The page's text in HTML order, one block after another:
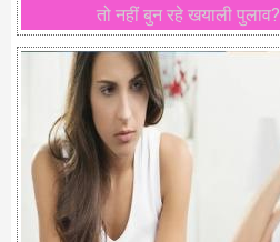
तो नहीं बुन रहे खयाली पुलाव?